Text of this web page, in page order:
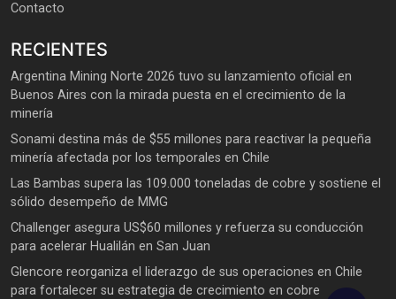
Contacto
RECIENTES
Argentina Mining Norte 2026 tuvo su lanzamiento oficial en
Buenos Aires con la mirada puesta en el crecimiento de la
minería
Sonami destina más de $55 millones para reactivar la pequeña
minería afectada por los temporales en Chile
Las Bambas supera las 109.000 toneladas de cobre y sostiene el
sólido desempeño de MMG
Challenger asegura US$60 millones y refuerza su conducción
para acelerar Hualilán en San Juan
Glencore reorganiza el liderazgo de sus operaciones en Chile
para fortalecer su estrategia de crecimiento en cobre